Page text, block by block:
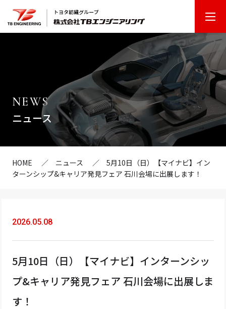
NEWS
ニュース
HOME ニュース
5月10日（日）【マイナビ】イン
ターンシップ&キャリア発見フェア 石川会場に出展します！
2026.05.08
5月10日（日）【マイナビ】インターンシッ
プ&キャリア発見フェア 石川会場に出展しま
す！